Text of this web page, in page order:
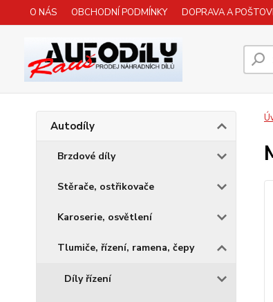
O NÁS OBCHODNÍ PODMÍNKY DOPRAVA A
Autodíly
Brzdové díly
Stěrače, ostřikovače
Karoserie, osvětlení
Tlumiče, řízení, ramena, čepy
Díly řízení